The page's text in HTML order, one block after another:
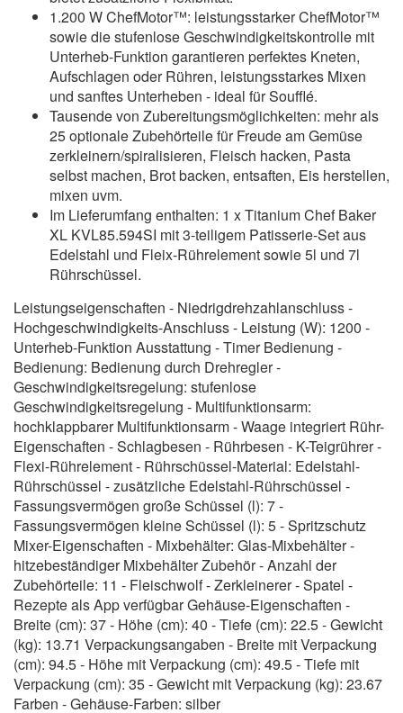
1.200 W ChefMotor™: leistungsstarker ChefMotor™
sowie die stufenlose Geschwindigkeitskontrolle mit
Unterheb-Funktion garantieren perfektes Kneten,
Aufschlagen oder Rühren, leistungsstarkes Mixen
und sanftes Unterheben - ideal für Soufflé.
Tausende von Zubereitungsmöglichkeiten: mehr als
25 optionale Zubehörteile für Freude am Gemüse
zerkleinern/spiralisieren, Fleisch hacken, Pasta
selbst machen, Brot backen, entsaften, Eis herstellen,
mixen uvm.
Im Lieferumfang enthalten: 1 x Titanium Chef Baker
XL KVL85.594SI mit 3-teiligem Patisserie-Set aus
Edelstahl und Fleix-Rührelement sowie 5l und 7l
Rührschüssel.
Leistungseigenschaften - Niedrigdrehzahlanschluss -
Hochgeschwindigkeits-Anschluss - Leistung (W): 1200 -
Unterheb-Funktion Ausstattung - Timer Bedienung -
Bedienung: Bedienung durch Drehregler -
Geschwindigkeitsregelung: stufenlose
Geschwindigkeitsregelung - Multifunktionsarm:
hochklappbarer Multifunktionsarm - Waage integriert Rühr-
Eigenschaften - Schlagbesen - Rührbesen - K-Teigrührer -
Flexi-Rührelement - Rührschüssel-Material: Edelstahl-
Rührschüssel - zusätzliche Edelstahl-Rührschüssel -
Fassungsvermögen große Schüssel (l): 7 -
Fassungsvermögen kleine Schüssel (l): 5 - Spritzschutz
Mixer-Eigenschaften - Mixbehälter: Glas-Mixbehälter -
hitzebeständiger Mixbehälter Zubehör - Anzahl der
Zubehörteile: 11 - Fleischwolf - Zerkleinerer - Spatel -
Rezepte als App verfügbar Gehäuse-Eigenschaften -
Breite (cm): 37 - Höhe (cm): 40 - Tiefe (cm): 22.5 - Gewicht
(kg): 13.71 Verpackungsangaben - Breite mit Verpackung
(cm): 94.5 - Höhe mit Verpackung (cm): 49.5 - Tiefe mit
Verpackung (cm): 35 - Gewicht mit Verpackung (kg): 23.67
Farben - Gehäuse-Farben: silber